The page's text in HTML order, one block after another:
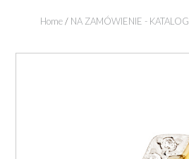
Home/ NA ZAMÓWIENIE - KATALOG